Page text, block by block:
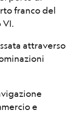
franco del
VI.
attraverso
e